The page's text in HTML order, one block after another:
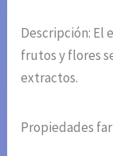
Descripción: El
frutos y flores
extractos.
Propiedades